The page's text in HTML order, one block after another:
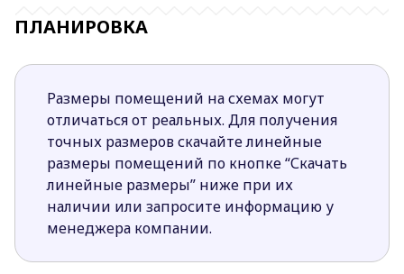
ПЛАНИРОВКА
Размеры помещений на схемах могут
отличаться от реальных. Для получения
точных размеров скачайте линейные
размеры помещений по кнопке “Скачать
линейные размеры” ниже при их
наличии или запросите информацию у
менеджера компании.